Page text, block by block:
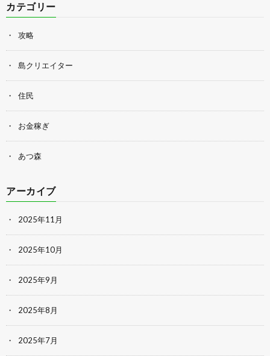
カテゴリー
攻略
島クリエイター
住民
お金稼ぎ
あつ森
アーカイブ
2025年11月
2025年10月
2025年9月
2025年8月
2025年7月